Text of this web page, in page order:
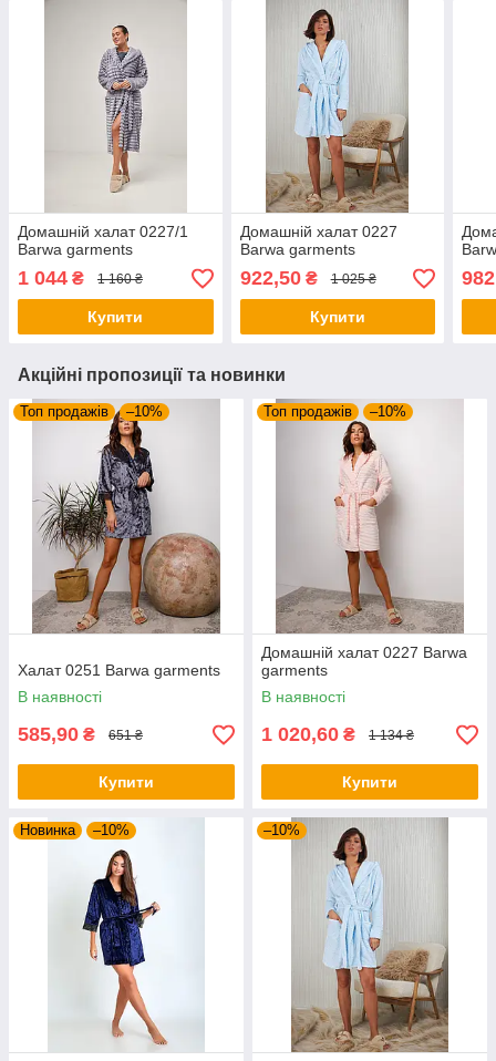
Домашній халат 0227/1
Barwa garments
1 044 ₴ 1 160 ₴
Купити
Домашній халат 0227
Barwa garments
922,50₴ 1 025 ₴
Купити
Акційні пропозиції та новинки
Топ продажів –10%
Халат 0251 Barwa garments
В наявності
585,90 ₴ 651 ₴
Купити
Топ продажів –10%
Домашній халат 0227 Barwa
garments
В наявності
1 020,60 ₴ 1 134 ₴
Купити
Новинка –10% –10%